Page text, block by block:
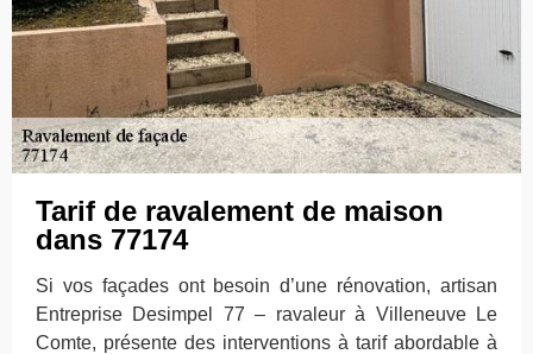
Tarif de ravalement de maison
dans 77174
Si vos façades ont besoin d’une rénovation, artisan
Entreprise Desimpel 77 – ravaleur à Villeneuve Le
Comte, présente des interventions à tarif abordable à